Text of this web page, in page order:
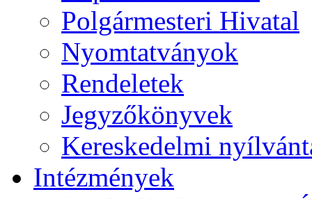
Polgármesteri Hivatal
Nyomtatványok
Rendeletek
Jegyzőkönyvek
Kereskedelmi
Intézmények